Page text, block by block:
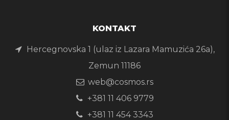
KONTAKT
Hercegnovska 1 (ulaz iz Lazara Mamuzića 26a),
Zemun 11186
web@cosmos.rs
+381 11 406 9779
+381 11 454 3343